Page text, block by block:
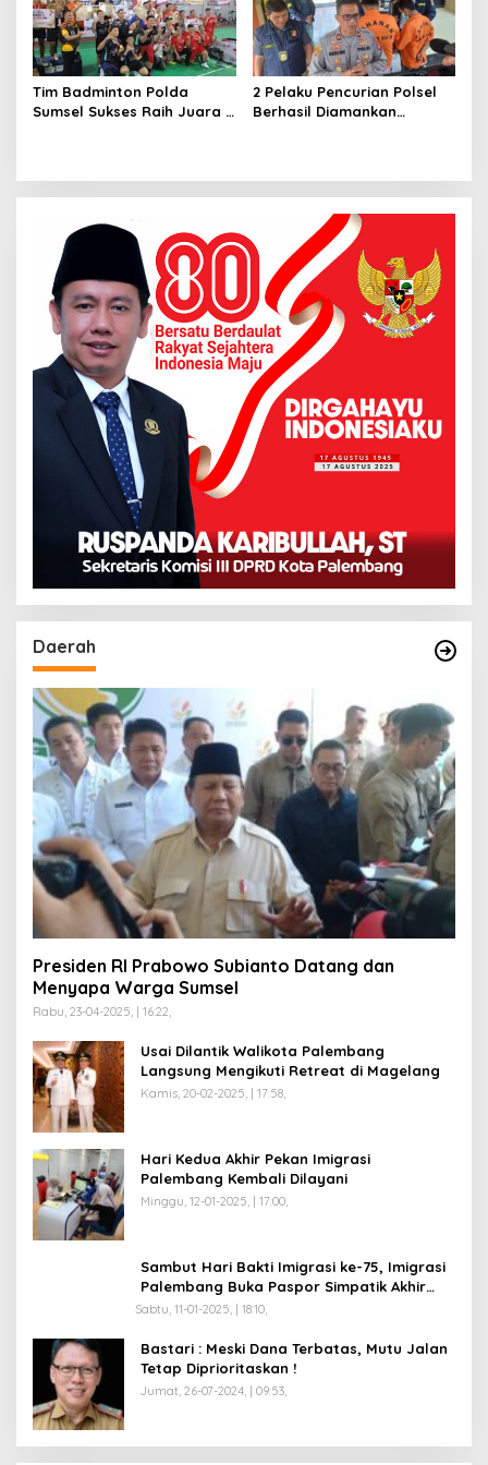
Tim Badminton Polda
Sumsel Sukses Raih Juara 1
2 Pelaku Pencurian Polsel
Berhasil Diamankan
Daerah
Presiden RI Prabowo Subianto Datang dan
Menyapa Warga Sumsel
Rabu, 23-04-2025, | 16:22,
Usai Dilantik Walikota Palembang
Langsung Mengikuti Retreat di Magelang
Kamis, 20-02-2025, | 17:58,
Hari Kedua Akhir Pekan Imigrasi
Palembang Kembali Dilayani
Minggu, 12-01-2025, | 17:00,
Sambut Hari Bakti Imigrasi ke-75, Imigrasi
Palembang Buka Paspor Simpatik Akhir
Pekan
Sabtu, 11-01-2025, | 18:10,
Bastari : Meski Dana Terbatas, Mutu Jalan
Tetap Diprioritaskan !
Jumat, 26-07-2024, | 09:53,
Deklarasi Pilkada Damai 2024